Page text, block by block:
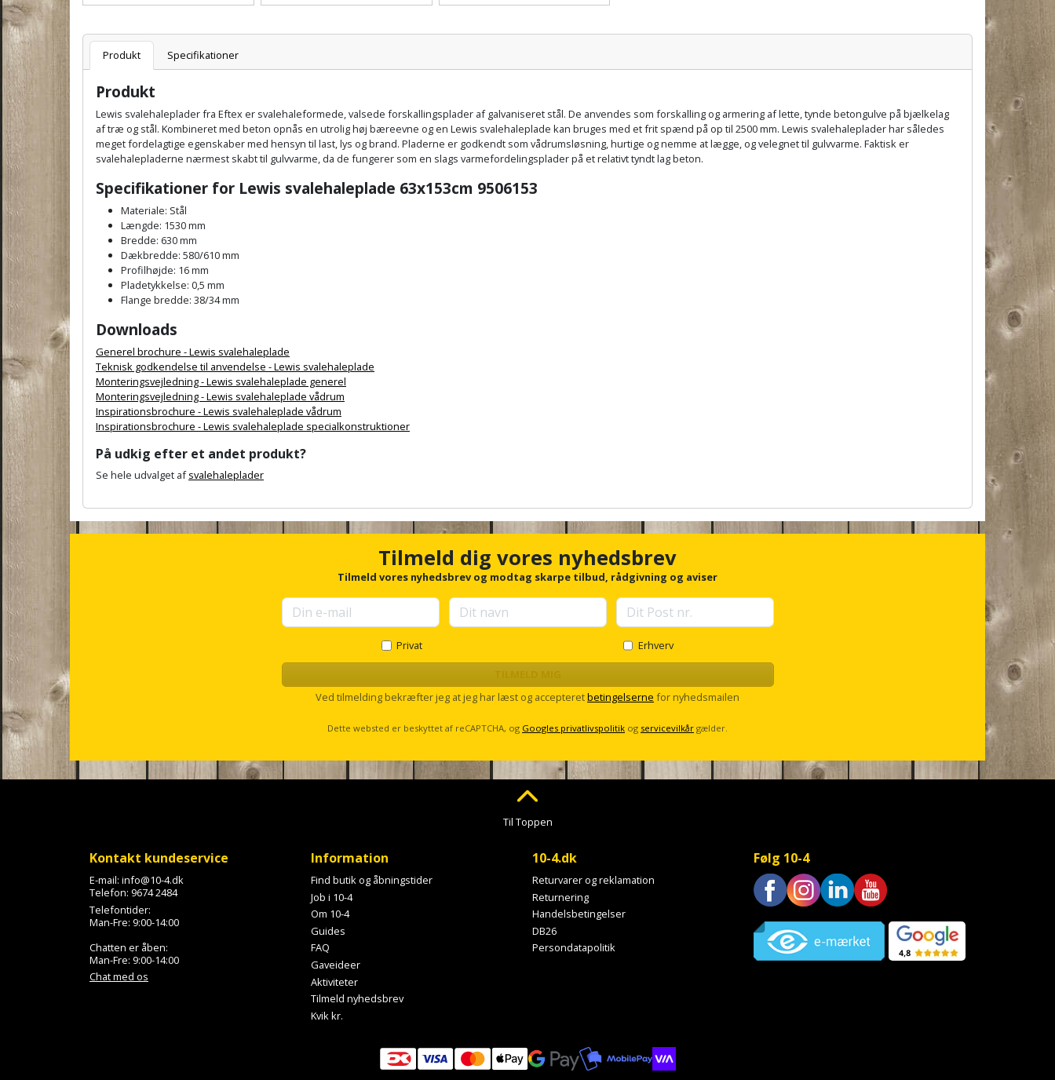
Varenummer
Pris:
Produkt
Specifikationer
Produkt
Lewis svalehaleplader fra Eftex er svalehaleformede, valsede forskallingsplader af galvaniseret stål. De anvendes som forskalling og armering af lette, tynde betongulve på bjælkelag
af træ og stål. Kombineret med beton opnås en utrolig høj bæreevne og en Lewis svalehaleplade kan bruges med et frit spænd på op til 2500 mm. Lewis svalehaleplader har således
meget fordelagtige egenskaber med hensyn til last, lys og brand. Pladerne er godkendt som vådrumsløsning, hurtige og nemme at lægge, og velegnet til gulvvarme. Faktisk er
svalehalepladerne nærmest skabt til gulvvarme, da de fungerer som en slags varmefordelingsplader på et relativt tyndt lag beton.
Specifikationer for Lewis svalehaleplade 63x153cm 9506153
Materiale: Stål
Længde: 1530 mm
Bredde: 630 mm
Dækbredde: 580/610 mm
Profilhøjde: 16 mm
Pladetykkelse: 0,5 mm
Flange bredde: 38/34 mm
Downloads
Generel brochure - Lewis svalehaleplade
Teknisk godkendelse til anvendelse - Lewis svalehaleplade
Monteringsvejledning - Lewis svalehaleplade generel
Monteringsvejledning - Lewis svalehaleplade vådrum
Inspirationsbrochure - Lewis svalehaleplade vådrum
Inspirationsbrochure - Lewis svalehaleplade specialkonstruktioner
På udkig efter et andet produkt?
Se hele udvalget afsvalehaleplader
c
Tilmeld dig vores nyhedsbrev
Tilmeld vores nyhedsbrev og modtag skarpe tilbud, rådgivning og aviser
Privat Erhverv
Ved tilmelding bekræfter jeg at jeg har læst og accepteretbetingelserne for nyhedsmailen
Dette websted er beskyttet af reCAPTCHA, og Googles privatlivspolitik og servicevilkår gælder.
Til Toppen
Kontakt kundeservice
E-mail: info@10-4.dk
Telefon: 9674 2484
Telefontider:
Man-Fre: 9:00-14:00
Chatten er åben:
Man-Fre: 9:00-14:00
Chat med os
Information
Find butik og åbningstider
Job i 10-4
Om 10-4
Guides
FAQ
Gaveideer
Aktiviteter
Tilmeld nyhedsbrev
Kvik kr.
10-4.dk
Returvarer og reklamation
Returnering
Handelsbetingelser
DB26
Persondatapolitik
Følg 10-4